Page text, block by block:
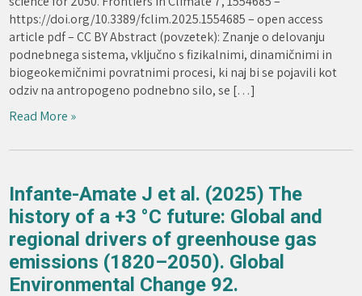
https://doi.org/10.3389/fclim.2025.1554685 – open access
article pdf – CC BY Abstract (povzetek): Znanje o delovanju
podnebnega sistema, vključno s fizikalnimi, dinamičnimi in
biogeokemičnimi povratnimi procesi, ki naj bi se pojavili kot
odziv na antropogeno podnebno silo, se […]
Read More »
Infante-Amate J et al. (2025) The
history of a +3 °C future: Global and
regional drivers of greenhouse gas
emissions (1820–2050). Global
Environmental Change 92.